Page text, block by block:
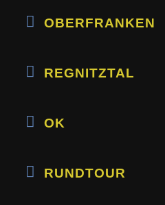
OBERFRANKEN
REGNITZTAL
OK
RUNDTOUR